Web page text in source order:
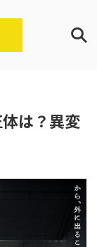
は？異変